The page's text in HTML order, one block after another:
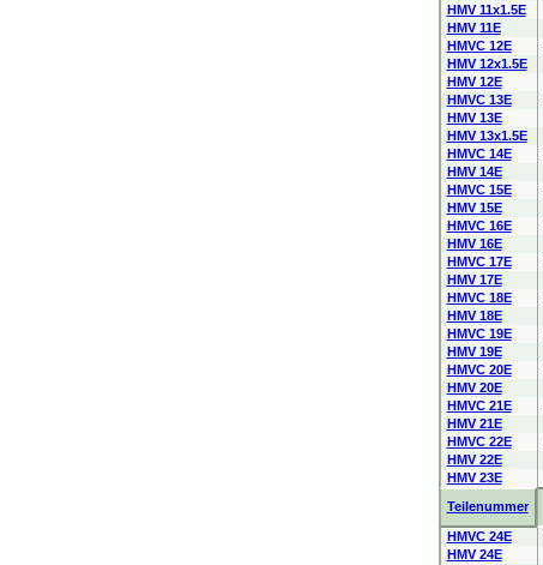
HMV 11x1.5E
HMV 11E
HMVC 12E
HMV 12x1.5E
HMV 12E
HMVC 13E
HMV 13E
HMV 13x1.5E
HMVC 14E
HMV 14E
HMVC 15E
HMV 15E
HMVC 16E
HMV 16E
HMVC 17E
HMV 17E
HMVC 18E
HMV 18E
HMVC 19E
HMV 19E
HMVC 20E
HMV 20E
HMVC 21E
HMV 21E
HMVC 22E
HMV 22E
HMV 23E
Teilenummer
HMVC 24E
HMV 24E